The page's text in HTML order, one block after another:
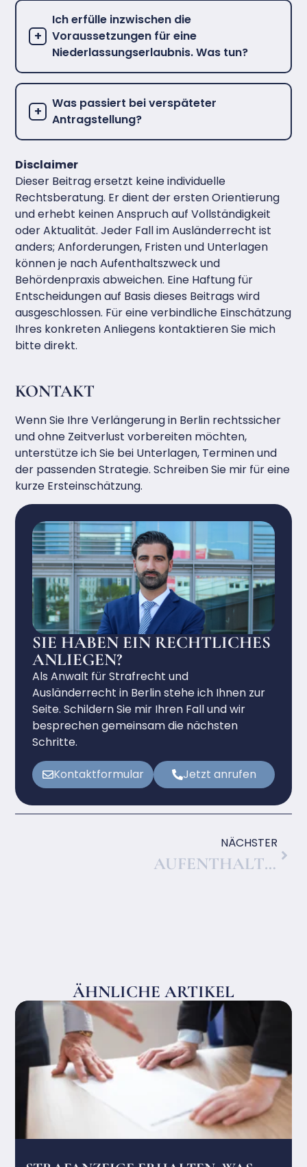
Ich erfülle inzwischen die
Voraussetzungen für eine
Niederlassungserlaubnis. Was tun?
Was passiert bei verspäteter
Antragstellung?
Disclaimer
Dieser Beitrag ersetzt keine individuelle
Rechtsberatung. Er dient der ersten Orientierung
und erhebt keinen Anspruch auf Vollständigkeit
oder Aktualität. Jeder Fall im Ausländerrecht ist
anders; Anforderungen, Fristen und Unterlagen
können je nach Aufenthaltszweck und
Behördenpraxis abweichen. Eine Haftung für
Entscheidungen auf Basis dieses Beitrags wird
ausgeschlossen. Für eine verbindliche Einschätzung
Ihres konkreten Anliegens kontaktieren Sie mich
bitte direkt.
KONTAKT
Wenn Sie Ihre Verlängerung in Berlin rechtssicher
und ohne Zeitverlust vorbereiten möchten,
unterstütze ich Sie bei Unterlagen, Terminen und
der passenden Strategie. Schreiben Sie mir für eine
kurze Ersteinschätzung.
SIE HABEN EIN RECHTLICHES
ANLIEGEN?
Als Anwalt für Strafrecht und
Ausländerrecht in Berlin stehe ich Ihnen zur
Seite. Schildern Sie mir Ihren Fall und wir
besprechen gemeinsam die nächsten
Schritte.
Kontaktformular Jetzt anrufen
NÄCHSTER
AUFENTHALTSRECHT IN DEUTSCHLAND – GRUNDLAGEN, AUFENTHALTSTITEL UND TYPISCHE FRAGEN
ÄHNLICHE ARTIKEL